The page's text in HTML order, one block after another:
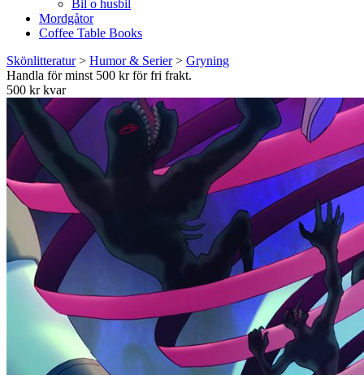
Bil o husbil
Mordgåtor
Coffee Table Books
Skönlitteratur> Humor & Serier> Gryning
Handla för minst 500 kr för fri frakt.
500 kr kvar